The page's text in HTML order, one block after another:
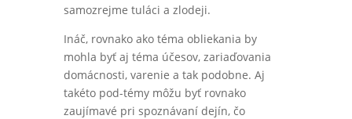
samozrejme tuláci a zlodeji.
Ináč, rovnako ako téma obliekania by
mohla byť aj téma účesov, zariaďovania
domácnosti, varenie a tak podobne. Aj
takéto pod-témy môžu byť rovnako
zaujímavé pri spoznávaní dejín, čo